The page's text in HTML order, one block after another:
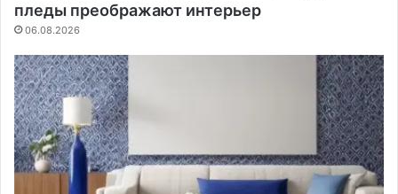
пледы преображают интерьер
06.08.2026